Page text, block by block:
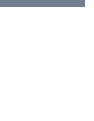
18